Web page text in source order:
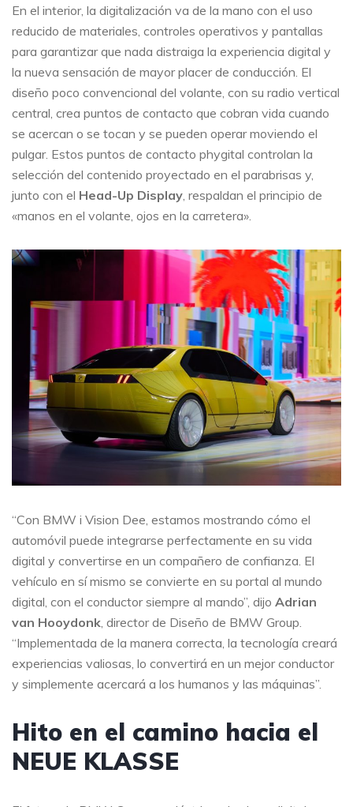
En el interior, la digitalización va de la mano con el uso
reducido de materiales, controles operativos y pantallas
para garantizar que nada distraiga la experiencia digital y
la nueva sensación de mayor placer de conducción. El
diseño poco convencional del volante, con su radio vertical
central, crea puntos de contacto que cobran vida cuando
se acercan o se tocan y se pueden operar moviendo el
pulgar. Estos puntos de contacto phygital controlan la
selección del contenido proyectado en el parabrisas y,
junto con el Head-Up Display, respaldan el principio de
«manos en el volante, ojos en la carretera».
“Con BMW i Vision Dee, estamos mostrando cómo el
automóvil puede integrarse perfectamente en su vida
digital y convertirse en un compañero de confianza. El
vehículo en sí mismo se convierte en su portal al mundo
digital, con el conductor siempre al mando”, dijo Adrian
van Hooydonk , director de Diseño de BMW Group.
“Implementada de la manera correcta, la tecnología creará
experiencias valiosas, lo convertirá en un mejor conductor
y simplemente acercará a los humanos y las máquinas”.
Hito en el camino hacia el
NEUE KLASSE